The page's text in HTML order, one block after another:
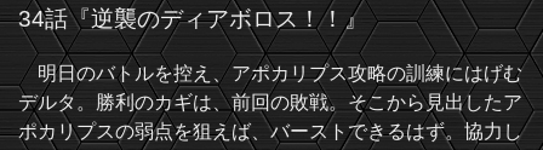
34話『逆襲のディアボロス！！』
明日のバトルを控え、アポカリプス攻略の訓練にはげむ
デルタ。勝利のカギは、前回の敗戦。そこから見出したア
ポカリプスの弱点を狙えば、バーストできるはず。協力し